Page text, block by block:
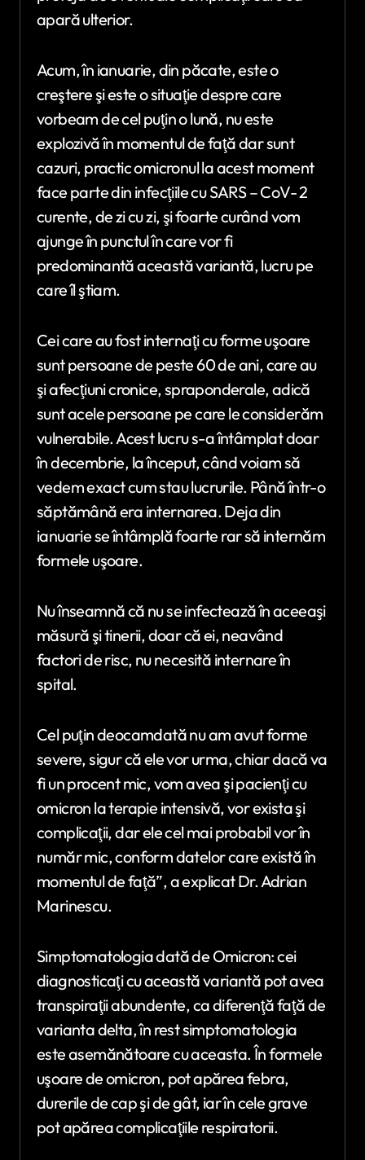
apară ulterior.
Acum, în ianuarie, din păcate, este o
creştere şi este o situaţie despre care
vorbeam de cel puţin o lună, nu este
explozivă în momentul de faţă dar sunt
cazuri, practic omicronul la acest moment
face parte din infecţiile cu SARS – CoV- 2
curente, de zi cu zi, şi foarte curând vom
ajunge în punctul în care vor fi
predominantă această variantă, lucru pe
care îl ştiam.
Cei care au fost internaţi cu forme uşoare
sunt persoane de peste 60 de ani, care au
şi afecţiuni cronice, spraponderale, adică
sunt acele persoane pe care le considerăm
vulnerabile. Acest lucru s-a întâmplat doar
în decembrie, la început, când voiam să
vedem exact cum stau lucrurile. Până într-o
săptămână era internarea. Deja din
ianuarie se întâmplă foarte rar să internăm
formele uşoare.
Nu înseamnă că nu se infectează în aceeaşi
măsură şi tinerii, doar că ei, neavând
factori de risc, nu necesită internare în
spital.
Cel puţin deocamdată nu am avut forme
severe, sigur că ele vor urma, chiar dacă va
fi un procent mic, vom avea şi pacienţi cu
omicron la terapie intensivă, vor exista şi
complicaţii, dar ele cel mai probabil vor în
număr mic, conform datelor care există în
momentul de faţă”, a explicat Dr. Adrian
Marinescu.
Simptomatologia dată de Omicron: cei
diagnosticaţi cu această variantă pot avea
transpiraţii abundente, ca diferenţă faţă de
varianta delta, în rest simptomatologia
este asemănătoare cu aceasta. În formele
uşoare de omicron, pot apărea febra,
durerile de cap şi de gât, iar în cele grave
pot apărea complicaţiile respiratorii.